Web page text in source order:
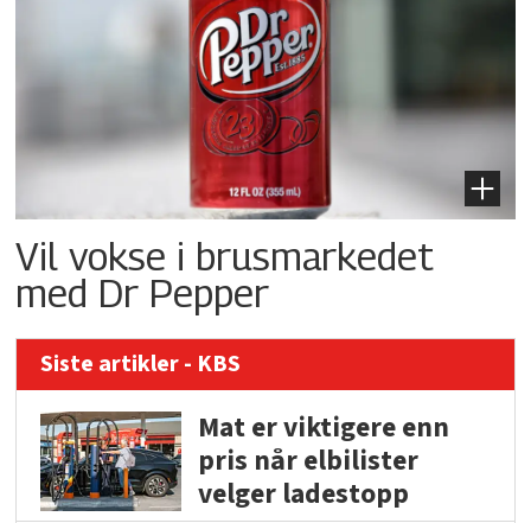
Vil vokse i brusmarkedet
med Dr Pepper
Siste artikler - KBS
Mat er viktigere enn
pris når elbilister
velger ladestopp